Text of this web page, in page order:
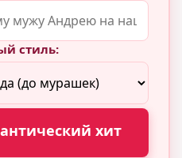
стиль:
хит